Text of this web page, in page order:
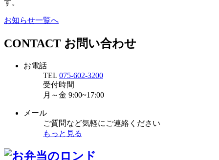
す。
お知らせ一覧へ
CONTACT お問い合わせ
お電話
TEL 075-602-3200
受付時間
月～金 9:00~17:00
メール
ご質問など気軽にご連絡ください
もっと見る